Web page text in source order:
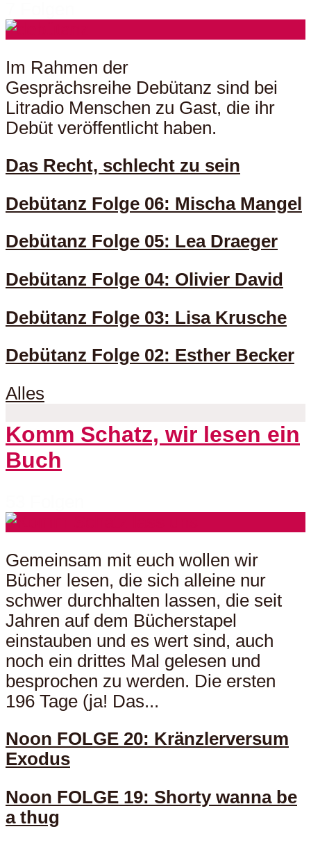
Im Rahmen der
Gesprächsreihe Debütanz sind bei
Litradio Menschen zu Gast, die ihr
Debüt veröffentlicht haben.
Das Recht, schlecht zu sein
Debütanz Folge 06: Mischa Mangel
Debütanz Folge 05: Lea Draeger
Debütanz Folge 04: Olivier David
Debütanz Folge 03: Lisa Krusche
Debütanz Folge 02: Esther Becker
Alles
Komm Schatz, wir lesen ein
Buch
Gemeinsam mit euch wollen wir
Bücher lesen, die sich alleine nur
schwer durchhalten lassen, die seit
Jahren auf dem Bücherstapel
einstauben und es wert sind, auch
noch ein drittes Mal gelesen und
besprochen zu werden. Die ersten
196 Tage (ja! Das...
Noon FOLGE 20: Kränzlerversum
Exodus
Noon FOLGE 19: Shorty wanna be
a thug